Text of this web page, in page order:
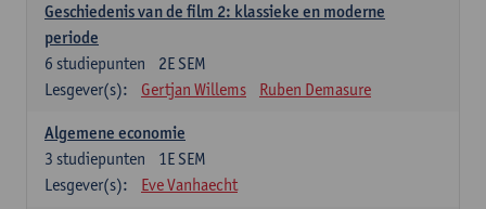
Geschiedenis van de film 2: klassieke en moderne
periode
2E SEM
6 studiepunten
Lesgever(s):
Gertjan Willems Ruben Demasure
Algemene economie
1E SEM
3 studiepunten
Lesgever(s):
Eve Vanhaecht